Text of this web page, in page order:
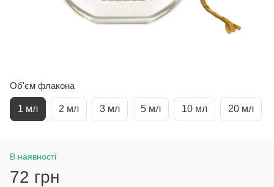
Об'єм флакона
1 мл 2 мл 3 мл 5 мл 10 мл 20 мл
В наявності
72 грн